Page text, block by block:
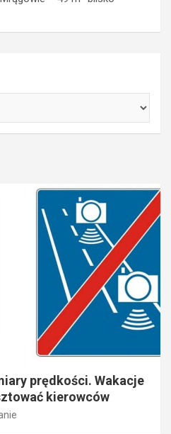
prędkości. Wakacje
kierowców